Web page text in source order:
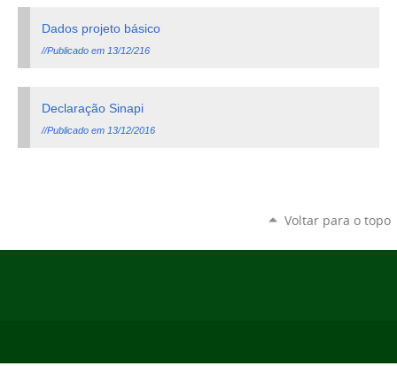
Dados projeto básico
//Publicado em 13/12/216
Declaração Sinapi
//Publicado em 13/12/2016
Voltar para o topo